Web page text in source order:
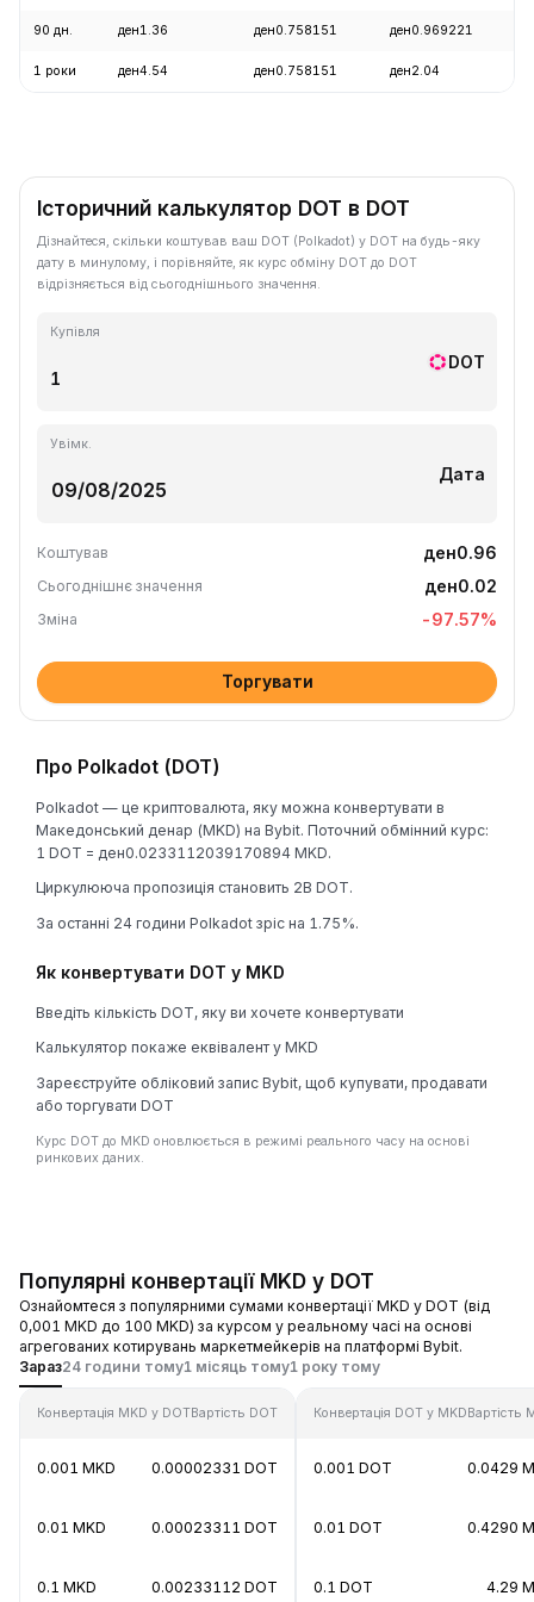
90 дн. ден1.36 ден0.758151 ден0.969221
1 роки ден4.54 ден0.758151 ден2.04
Історичний калькулятор DOT в DOT
Дізнайтеся, скільки коштував ваш DOT (Polkadot) у DOT на будь-яку
дату в минулому, і порівняйте, як курс обміну DOT до DOT
відрізняється від сьогоднішнього значення.
Купівля
DOT
Увімк.
Дата
Коштував ден0.96
Сьогоднішнє значення ден0.02
Зміна -97.57%
Торгувати
Про Polkadot (DOT)
Polkadot — це криптовалюта, яку можна конвертувати в
Македонський денар (MKD) на Bybit. Поточний обмінний курс:
1 DOT = ден0.0233112039170894 MKD.
Циркулююча пропозиція становить 2B DOT.
За останні 24 години Polkadot зріс на 1.75%.
Як конвертувати DOT у MKD
Введіть кількість DOT, яку ви хочете конвертувати
Калькулятор покаже еквівалент у MKD
Зареєструйте обліковий запис Bybit, щоб купувати, продавати
або торгувати DOT
Курс DOT до MKD оновлюється в режимі реального часу на основі
ринкових даних.
Популярні конвертації MKD у DOT
Ознайомтеся з популярними сумами конвертації MKD у DOT (від
0,001 MKD до 100 MKD) за курсом у реальному часі на основі
агрегованих котирувань маркетмейкерів на платформі Bybit.
Зараз24 години тому1 місяць тому1 року тому
Конвертація MKD у DOTВартість DOT
0.001 MKD 0.00002331 DOT
0.01 MKD 0.00023311 DOT
0.1 MKD 0.00233112 DOT
Конвертація DOT у MKDВартість
0.001 DOT 0.0429
0.01 DOT 0.4290
0.1 DOT 4.29